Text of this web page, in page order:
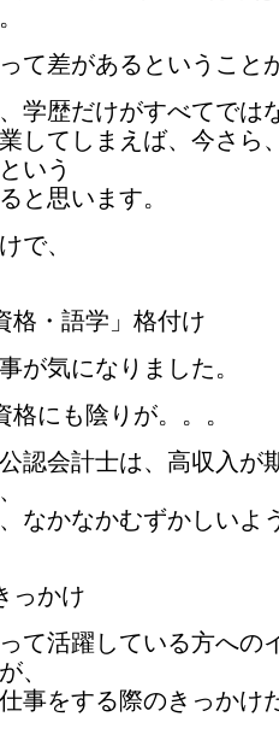
て差があるということ
学歴だけがすべてでは
してしまえば、今さら
いう
と思います。
で、
格・語学」格付け
が気になりました。
格にも陰りが。。。
認会計士は、高収入が
なかなかむずかしいよ
っかけ
て活躍している方への
、
事をする際のきっかけ